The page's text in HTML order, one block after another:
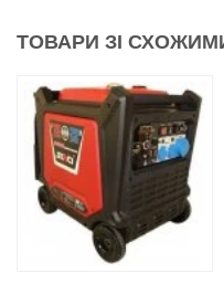
ТОВАРИ ЗІ